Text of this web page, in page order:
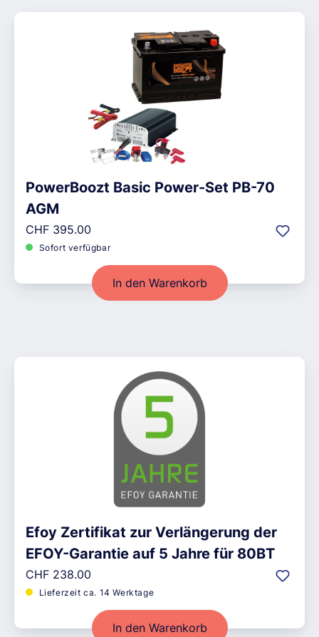
PowerBoozt Basic Power-Set PB-70
AGM
Regulärer Preis:
CHF 395.00
Sofort verfügbar
In den Warenkorb
Efoy Zertifikat zur Verlängerung der
EFOY-Garantie auf 5 Jahre für 80BT
Regulärer Preis:
CHF 238.00
Lieferzeit ca. 14 Werktage
In den Warenkorb